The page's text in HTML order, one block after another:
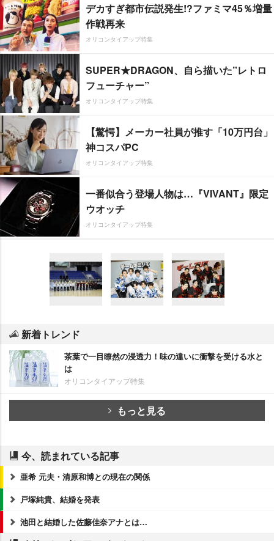
デカすぎ都市伝説発生!?ファミマ45％増量
作戦再来
オリコンタイアップ特集
SUPER★DRAGON、自ら描いた”レトロ
フューチャー”
オリコンタイアップ特集
【驚愕】メーカー社員が推す「10万円台」
神コスパPC
オリコンタイアップ特集
一番似合う登場人物は…『VIVANT』限定
ウオッチ
オリコンタイアップ特集
新着トレンド
茶葉で一目瞭然の浸透力！味の違いに衝撃を受ける水と
は
オリコンタイアップ特集
もっと見る
今、読まれている記事
亜希 元夫・清原和博との現在の関係
戸塚純貴、結婚を発表
池田と結婚した佐藤佳奈アナとは…